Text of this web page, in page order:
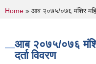
You are here
Home » आब २०७५/०७६ मंशिर
आब २०७५/०७६
दर्ता विवरण